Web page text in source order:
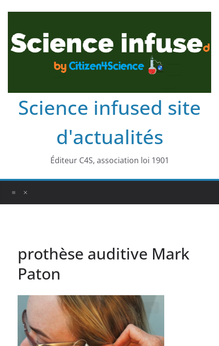
Science infused site
d'actualités
Éditeur C4S, association loi 1901
prothèse auditive Mark
Paton